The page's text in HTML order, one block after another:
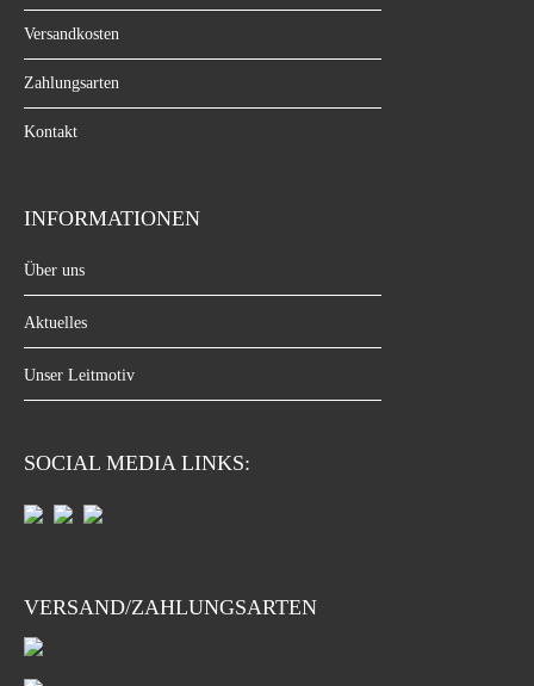
Versandkosten
Zahlungsarten
Kontakt
INFORMATIONEN
Über uns
Aktuelles
Unser Leitmotiv
SOCIAL MEDIA LINKS:
VERSAND/ZAHLUNGSARTEN